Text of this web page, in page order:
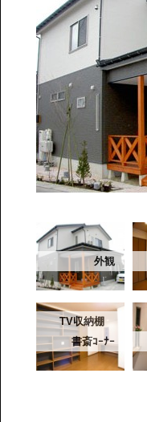
外観
TV収納棚
書斎ｺｰﾅｰ